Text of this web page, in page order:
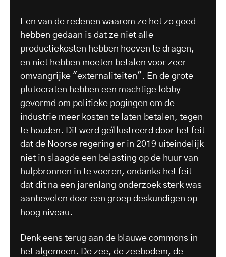
Een van de redenen waarom ze het zo goed
hebben gedaan is dat ze niet alle
productiekosten hebben hoeven te dragen,
en niet hebben moeten betalen voor zeer
omvangrijke "externaliteiten". En de grote
plutocraten hebben een machtige lobby
gevormd om politieke pogingen om de
industrie meer kosten te laten betalen, tegen
te houden. Dit werd geïllustreerd door het feit
dat de Noorse regering er in 2019 uiteindelijk
niet in slaagde een belasting op de huur van
hulpbronnen in te voeren, ondanks het feit
dat dit na een jarenlang onderzoek sterk was
aanbevolen door een groep deskundigen op
hoog niveau.
Denk eens terug aan de blauwe commons in
het algemeen. De zee, de zeebodem, de